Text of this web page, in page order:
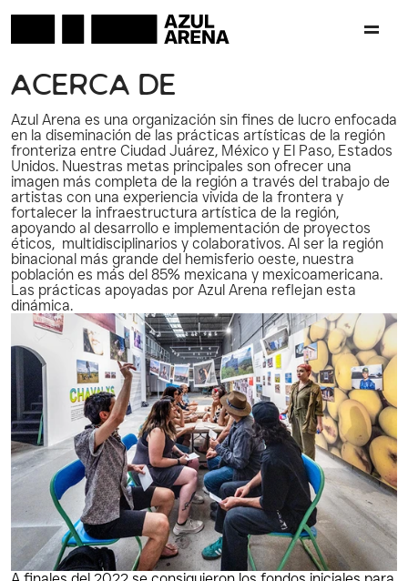
Acerca De
Azul Arena es una organización sin fines de lucro enfocada
en la diseminación de las prácticas artísticas de la región
fronteriza entre Ciudad Juárez, México y El Paso, Estados
Unidos. Nuestras metas principales son ofrecer una
imagen más completa de la región a través del trabajo de
artistas con una experiencia vivida de la frontera y
fortalecer la infraestructura artística de la región,
apoyando al desarrollo e implementación de proyectos
éticos,  multidisciplinarios y colaborativos. Al ser la región
binacional más grande del hemisferio oeste, nuestra
población es más del 85% mexicana y mexicoamericana.
Las prácticas apoyadas por Azul Arena reflejan esta
dinámica.